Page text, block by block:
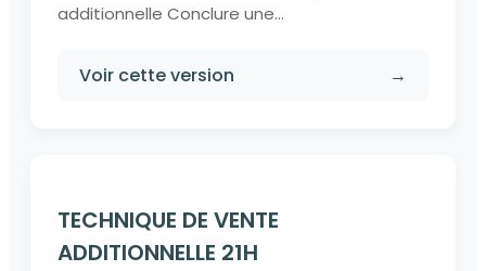
additionnelle Conclure une...
Voir cette version →
TECHNIQUE DE VENTE
ADDITIONNELLE 21H